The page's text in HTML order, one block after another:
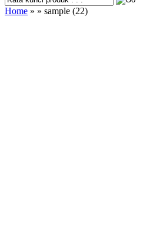
Home » » sample (22)